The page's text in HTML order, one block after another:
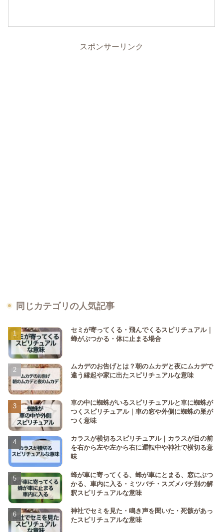
スポンサーリンク
同じカテゴリの人気記事
セミが寄ってくる・飛んでくるスピリチュアル｜
蝉がぶつかる・体に止まる場合
ムカデのお告げとは？朝のムカデと夜にムカデで
違う縁起や家に出たスピリチュアルな意味
車の中に蜘蛛がいるスピリチュアルと車に蜘蛛が
つくスピリチュアル｜車の窓や外側に蜘蛛の巣が
つく意味
カラスが横切るスピリチュアル｜カラスが目の前
を右から左や左から右に運転中や神社で横切る意
味
蜂が車に寄ってくる、蜂が車にとまる、窓にぶつ
かる、車内に入る・ミツバチ・スズメバチ別の解
釈スピリチュアルな意味
神社でセミを見た・鳴き声を聞いた・死骸があっ
たスピリチュアルな意味